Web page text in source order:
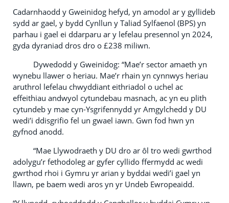
Cadarnhaodd y Gweinidog hefyd, yn amodol ar y gyllideb
sydd ar gael, y bydd Cynllun y Taliad Sylfaenol (BPS) yn
parhau i gael ei ddarparu ar y lefelau presennol yn 2024,
gyda dyraniad dros dro o £238 miliwn.
Dywedodd y Gweinidog: “Mae’r sector amaeth yn
wynebu llawer o heriau. Mae’r rhain yn cynnwys heriau
aruthrol lefelau chwyddiant eithriadol o uchel ac
effeithiau andwyol cytundebau masnach, ac yn eu plith
cytundeb y mae cyn-Ysgrifennydd yr Amgylchedd y DU
wedi’i ddisgrifio fel un gwael iawn. Gwn fod hwn yn
gyfnod anodd.
“Mae Llywodraeth y DU dro ar ôl tro wedi gwrthod
adolygu’r fethodoleg ar gyfer cyllido ffermydd ac wedi
gwrthod rhoi i Gymru yr arian y byddai wedi’i gael yn
llawn, pe baem wedi aros yn yr Undeb Ewropeaidd.